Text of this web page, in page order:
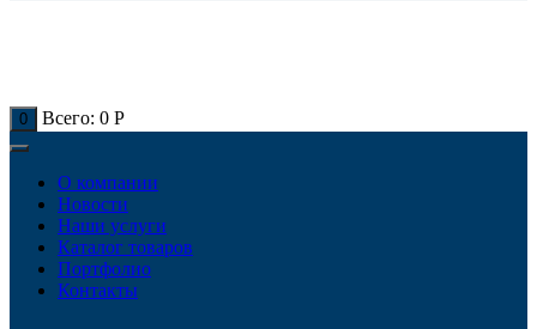
0 Всего: 0 Р
О компании
Новости
Наши услуги
Каталог товаров
Портфолио
Контакты